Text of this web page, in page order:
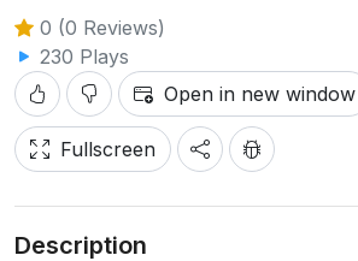
0 (0 Reviews)
230 Plays
Open in new window
Fullscreen
Description